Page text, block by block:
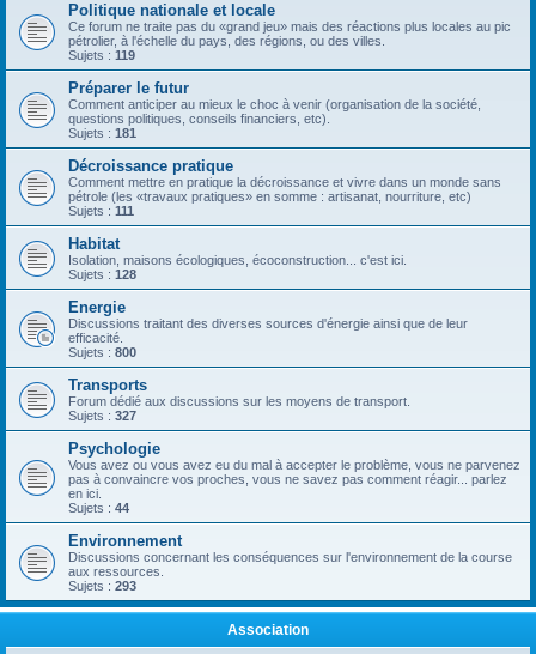
Politique nationale et locale
Ce forum ne traite pas du «grand jeu» mais des réactions plus locales au pic
pétrolier, à l'échelle du pays, des régions, ou des villes.
Sujets : 119
Préparer le futur
Comment anticiper au mieux le choc à venir (organisation de la société,
questions politiques, conseils financiers, etc).
Sujets : 181
Décroissance pratique
Comment mettre en pratique la décroissance et vivre dans un monde sans
pétrole (les «travaux pratiques» en somme : artisanat, nourriture, etc)
Sujets : 111
Habitat
Isolation, maisons écologiques, écoconstruction... c'est ici.
Sujets : 128
Energie
Discussions traitant des diverses sources d'énergie ainsi que de leur
efficacité.
Sujets : 800
Transports
Forum dédié aux discussions sur les moyens de transport.
Sujets : 327
Psychologie
Vous avez ou vous avez eu du mal à accepter le problème, vous ne parvenez
pas à convaincre vos proches, vous ne savez pas comment réagir... parlez
en ici.
Sujets : 44
Environnement
Discussions concernant les conséquences sur l'environnement de la course
aux ressources.
Sujets : 293
Association